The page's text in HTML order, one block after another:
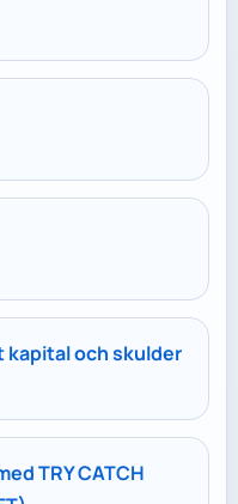
kapital och skulder
TRY CATCH